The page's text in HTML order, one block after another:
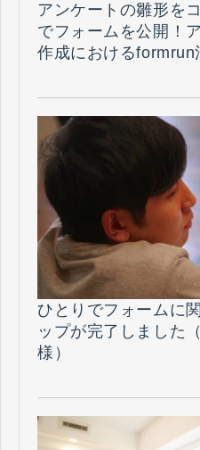
アンケートの雛形を
でフォームを公開！
作成における
ひとりでフォームに
ップが完了しました
様）